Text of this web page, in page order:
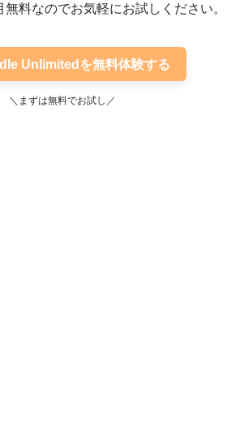
料なのでお気軽にお試しください。
Unlimitedを無料体験する
＼まずは無料でお試し／